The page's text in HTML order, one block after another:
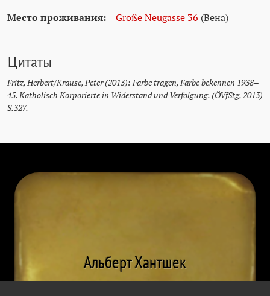
Место проживания: Große Neugasse 36 (Вена)
Цитаты
Fritz, Herbert/Krause, Peter (2013): Farbe tragen, Farbe bekennen 1938–
45. Katholisch Korporierte in Widerstand und Verfolgung. (ÖVfStg, 2013)
S.327.
Альберт Хантшек